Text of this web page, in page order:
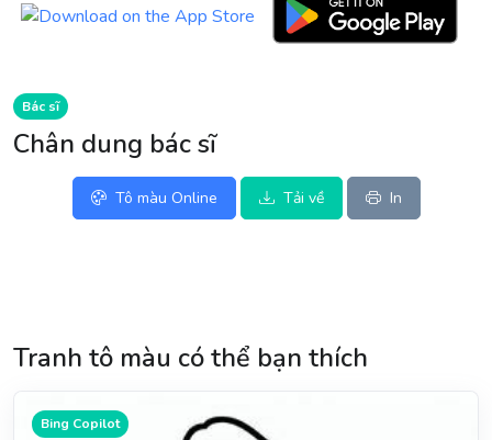
Bác sĩ
Chân dung bác sĩ
Tô màu Online Tải về In
Tranh tô màu có thể bạn thích
Bing Copilot